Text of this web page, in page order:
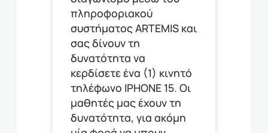
πληροφοριακού
συστήματος ARTEMIS και
σας δίνουν τη
δυνατότητα να
κερδίσετε ένα (1) κινητό
τηλέφωνο ΙΡΗΟΝΕ 15. Οι
μαθητές μας έχουν τη
δυνατότητα, για ακόμη